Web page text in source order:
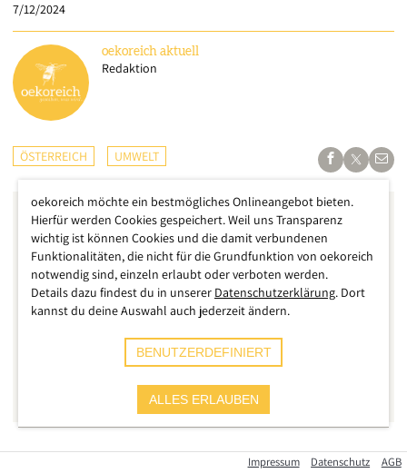
7/12/2024
oekoreich aktuell
Redaktion
ÖSTERREICH UMWELT
Schwere Unwetter ziehen erneut über Österreich, die
Impressum Datenschutz AGB
oekoreich möchte ein bestmögliches Onlineangebot bieten.
Hierfür werden Cookies gespeichert. Weil uns Transparenz
wichtig ist können Cookies und die damit verbundenen
Funktionalitäten, die nicht für die Grundfunktion von oekoreich
notwendig sind, einzeln erlaubt oder verboten werden.
Details dazu findest du in unserer Datenschutzerklärung. Dort
kannst du deine Auswahl auch jederzeit ändern.
BENUTZERDEFINIERT
ALLES ERLAUBEN